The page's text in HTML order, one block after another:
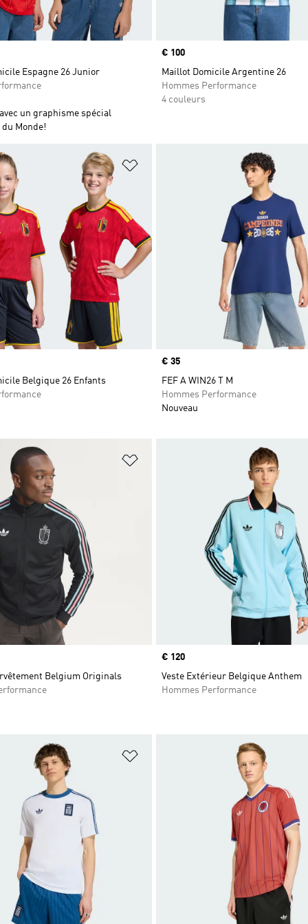
Espagne 26 Junior
un graphisme spécial
Monde!
Prix
€ 100
Maillot Domicile Argentine 26
Hommes Performance
4 couleurs
de produits favoris Ajouter à la Liste de produits
Belgique 26 Enfants
Prix
€ 35
FEF A WIN26 T M
Hommes Performance
Nouveau
de produits favoris Ajouter à la Liste de produits
Belgium Originals
Prix
€ 120
Veste Extérieur Belgique Anthem
Hommes Performance
de produits favoris Ajouter à la Liste de produits